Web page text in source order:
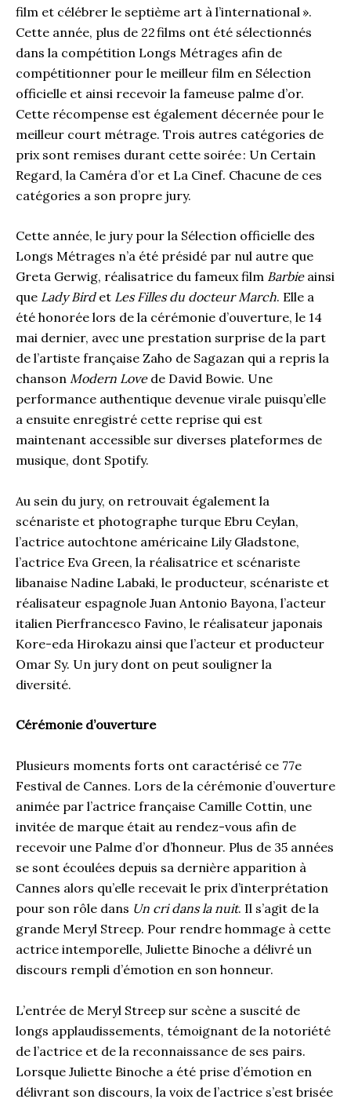
film et célébrer le septième art à l’international ».
Cette année, plus de 22 films ont été sélectionnés
dans la compétition Longs Métrages afin de
compétitionner pour le meilleur film en Sélection
officielle et ainsi recevoir la fameuse palme d’or.
Cette récompense est également décernée pour le
meilleur court métrage. Trois autres catégories de
prix sont remises durant cette soirée : Un Certain
Regard, la Caméra d’or et La Cinef. Chacune de ces
catégories a son propre jury.
Cette année, le jury pour la Sélection officielle des
Longs Métrages n’a été présidé par nul autre que
Greta Gerwig, réalisatrice du fameux film Barbie ainsi
que Lady Birdet Les Filles du docteur March. Elle a
été honorée lors de la cérémonie d’ouverture, le 14
mai dernier, avec une prestation surprise de la part
de l’artiste française Zaho de Sagazan qui a repris la
chanson Modern Lovede David Bowie. Une
performance authentique devenue virale puisqu’elle
a ensuite enregistré cette reprise qui est
maintenant accessible sur diverses plateformes de
musique, dont Spotify.
Au sein du jury, on retrouvait également la
scénariste et photographe turque Ebru Ceylan,
l’actrice autochtone américaine Lily Gladstone,
l’actrice Eva Green, la réalisatrice et scénariste
libanaise Nadine Labaki, le producteur, scénariste et
réalisateur espagnole Juan Antonio Bayona, l’acteur
italien Pierfrancesco Favino, le réalisateur japonais
Kore-eda Hirokazu ainsi que l’acteur et producteur
Omar Sy. Un jury dont on peut souligner la
diversité.
Cérémonie d’ouverture
Plusieurs moments forts ont caractérisé ce 77e
Festival de Cannes. Lors de la cérémonie d’ouverture
animée par l’actrice française Camille Cottin, une
invitée de marque était au rendez-vous afin de
recevoir une Palme d’or d’honneur. Plus de 35 années
se sont écoulées depuis sa dernière apparition à
Cannes alors qu’elle recevait le prix d’interprétation
pour son rôle dans Un cri dans la nuit. Il s’agit de la
grande Meryl Streep. Pour rendre hommage à cette
actrice intemporelle, Juliette Binoche a délivré un
discours rempli d’émotion en son honneur.
L’entrée de Meryl Streep sur scène a suscité de
longs applaudissements, témoignant de la notoriété
de l’actrice et de la reconnaissance de ses pairs.
Lorsque Juliette Binoche a été prise d’émotion en
délivrant son discours, la voix de l’actrice s’est brisée